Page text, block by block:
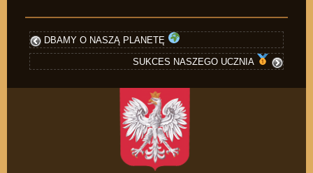
DBAMY O NASZĄ PLANETĘ
SUKCES NASZEGO UCZNIA